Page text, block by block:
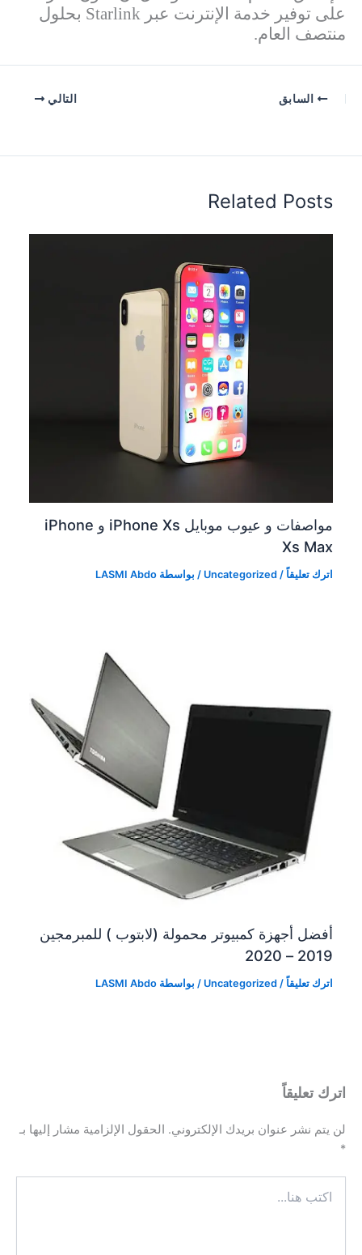
على توفير خدمة الإنترنت عبر Starlinkبحلول
منتصف العام.
السابق التالي
Related Posts
مواصفات و عيوب موبايل iPhone Xs و iPhone
Xs Max
اترك تعليقاً /
Uncategorized/ بواسطة LASMI Abdo
أفضل أجهزة كمبيوتر محمولة (لابتوب ) للمبرمجين
2019 – 2020
اترك تعليقاً /
Uncategorized/ بواسطة LASMI Abdo
اترك تعليقاً
لن يتم نشر عنوان بريدك الإلكتروني. الحقول الإلزامية مشار إليها بـ